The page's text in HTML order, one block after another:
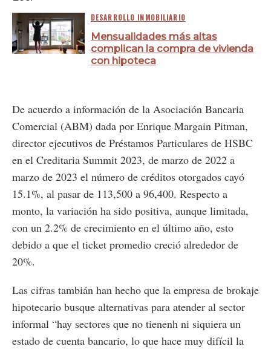
DESARROLLO INMOBILIARIO
Mensualidades más altas
complican la compra de vivienda
con hipoteca
De acuerdo a información de la Asociación Bancaria
Comercial (ABM) dada por Enrique Margain Pitman,
director ejecutivos de Préstamos Particulares de HSBC
en el Creditaria Summit 2023, de marzo de 2022 a
marzo de 2023 el número de créditos otorgados cayó
15.1%, al pasar de 113,500 a 96,400. Respecto a
monto, la variación ha sido positiva, aunque limitada,
con un 2.2% de crecimiento en el último año, esto
debido a que el ticket promedio creció alrededor de
20%.
Las cifras tambián han hecho que la empresa de brokaje
hipotecario busque alternativas para atender al sector
informal “hay sectores que no tienenh ni siquiera un
estado de cuenta bancario, lo que hace muy difícil la